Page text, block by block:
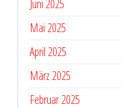
Juni 2025
Mai 2025
April 2025
März 2025
Februar 2025